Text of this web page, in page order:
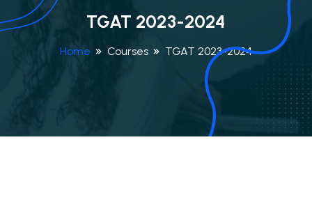
TGAT 2023-2024
Home Courses TGAT 2023-2024